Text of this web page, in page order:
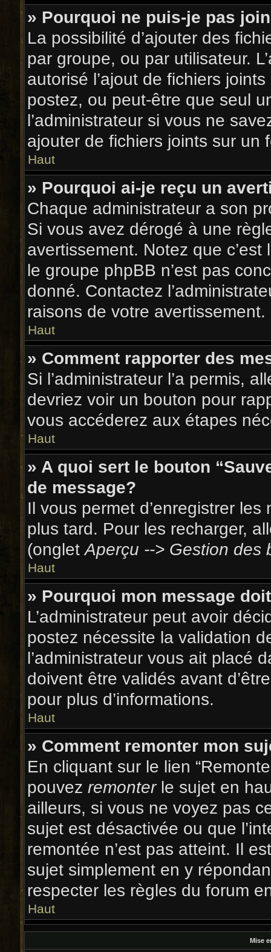
» Pourquoi ne puis-je pas
La possibilité d’ajouter des
par groupe, ou par utilisateur.
autorisé l’ajout de fichiers
postez, ou peut-être que seul
l’administrateur si vous ne
ajouter de fichiers joints sur un
Haut
» Pourquoi ai-je reçu un
Chaque administrateur a son
Si vous avez dérogé à une
avertissement. Notez que
le groupe phpBB n’est pas
donné. Contactez
raisons de votre avertissement.
Haut
» Comment rapporter des
Si l’administrateur l’a permis,
devriez voir un bouton pour
vous accéderez aux étapes
Haut
» A quoi sert le bouton
de message?
Il vous permet d’enregistrer
plus tard. Pour les recharger,
(ongletAperçu --> Gestion des
Haut
» Pourquoi mon message
L’administrateur peut avoir
postez nécessite la validation
l’administrateur vous ait placé
doivent être validés avant
pour plus d’informations.
Haut
» Comment remonter mon
En cliquant sur le lien
pouvez remonterle sujet en
ailleurs, si vous ne voyez pas
sujet est désactivée ou que
remontée n’est pas atteint. Il
sujet simplement en y
respecter les règles du forum
Haut
Mise